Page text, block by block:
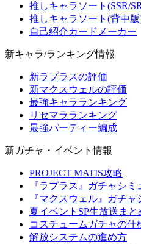
推しキャラソート(SSR/
推しキャラソート(背中
自己紹介カードメーカー
新キャラ/ランキング情報
新ラプラスの評価
新マクスウェルの評価
最強キャラランキング
リセマラランキング
最強パーティー編成
新ガチャ・イベント情報
PROJECT MATIS攻略
『ラプラス』ガチャシミ
『マクスウェル』ガチャ
夏イベントSP生放送まと
コスチュームガチャの仕
解放システムの進め方